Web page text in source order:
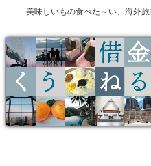
美味しいもの食べた～い、海外